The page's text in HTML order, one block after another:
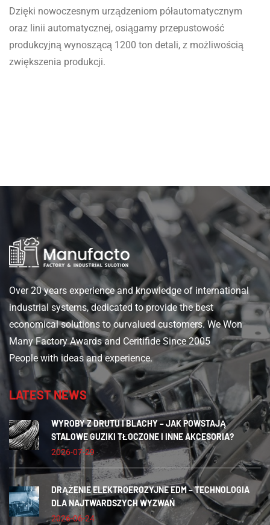
Dzięki nowoczesnym urządzeniom półautomatycznym
oraz linii automatycznej, osiągamy przepustowość
produkcyjną wynoszącą 1200 ton detali, z możliwością
zwiększenia produkcji.
Over 20 years experience and knowledge of international
industrial systems, dedicated to provide the best
economical solutions to ourvalued customers. We Won
Many Factory Awards and Ceritifide Since 2005
People with ideas and experience.
LATEST NEWS
WYROBY Z DRUTU I BLACHY – JAK POWSTAJĄ
STALOWE GUZIKI TŁOCZONE I INNE AKCESORIA?
2026-07-29
DRĄŻENIE ELEKTROEROZYJNE EDM – TECHNOLOGIA
DLA NAJTWARDSZYCH WYZWAŃ
2026-06-24